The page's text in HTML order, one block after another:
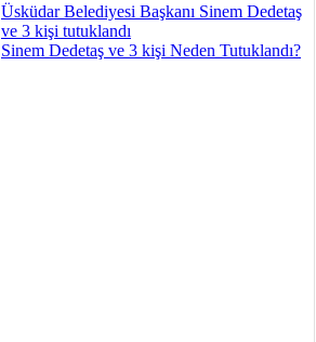
Üsküdar Belediyesi Başkanı Sinem Dedetaş
ve 3 kişi tutuklandı
Sinem Dedetaş ve 3 kişi Neden Tutuklandı?